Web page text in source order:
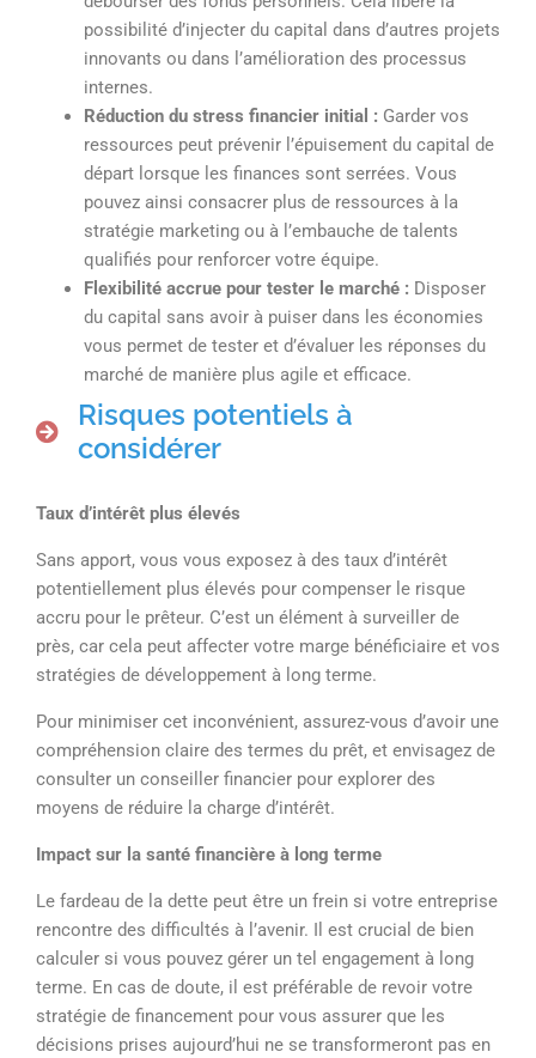
possibilité d’injecter du capital dans d’autres projets
innovants ou dans l’amélioration des processus
internes.
Réduction du stress financier initial : Garder vos
ressources peut prévenir l’épuisement du capital de
départ lorsque les finances sont serrées. Vous
pouvez ainsi consacrer plus de ressources à la
stratégie marketing ou à l’embauche de talents
qualifiés pour renforcer votre équipe.
Flexibilité accrue pour tester le marché : Disposer
du capital sans avoir à puiser dans les économies
vous permet de tester et d’évaluer les réponses du
marché de manière plus agile et efficace.
Risques potentiels à
considérer
Taux d’intérêt plus élevés
Sans apport, vous vous exposez à des taux d’intérêt
potentiellement plus élevés pour compenser le risque
accru pour le prêteur. C’est un élément à surveiller de
près, car cela peut affecter votre marge bénéficiaire et vos
stratégies de développement à long terme.
Pour minimiser cet inconvénient, assurez-vous d’avoir une
compréhension claire des termes du prêt, et envisagez de
consulter un conseiller financier pour explorer des
moyens de réduire la charge d’intérêt.
Impact sur la santé financière à long terme
Le fardeau de la dette peut être un frein si votre entreprise
rencontre des difficultés à l’avenir. Il est crucial de bien
calculer si vous pouvez gérer un tel engagement à long
terme. En cas de doute, il est préférable de revoir votre
stratégie de financement pour vous assurer que les
décisions prises aujourd’hui ne se transformeront pas en